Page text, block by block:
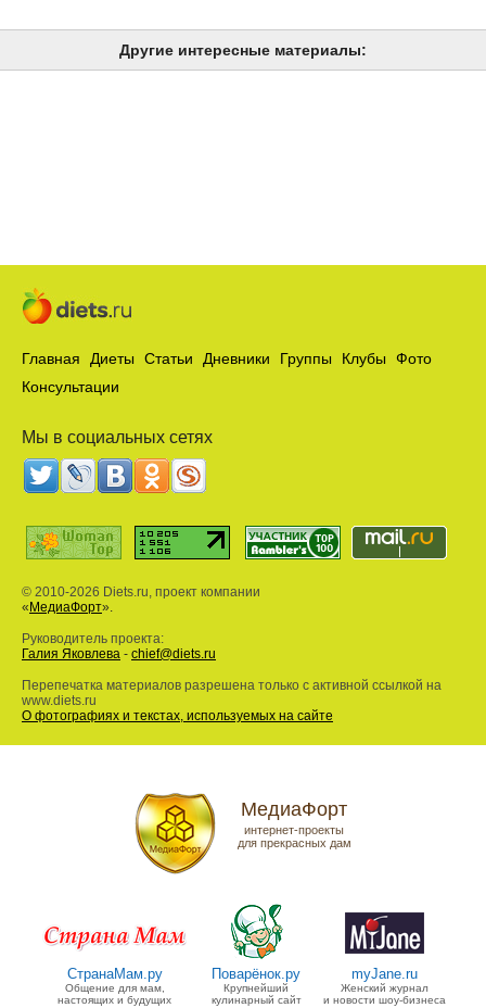
Другие интересные материалы:
Главная Диеты Статьи Дневники Группы Клубы
Фото
Консультации
Мы в социальных сетях
© 2010-2026 Diets.ru, проект компании
« МедиаФорт».
Руководитель проекта:
Галия Яковлева - chief@diets.ru
Перепечатка материалов разрешена только с активной ссылкой на
www.diets.ru
О фотографиях и текстах, используемых на сайте
МедиаФорт
интернет-проекты
для прекрасных дам
СтранаМам.ру
Общение для мам,
настоящих и будущих
Поварёнок.ру
Крупнейший
кулинарный сайт
myJane.ru
Женский журнал
и новости шоу-бизнеса